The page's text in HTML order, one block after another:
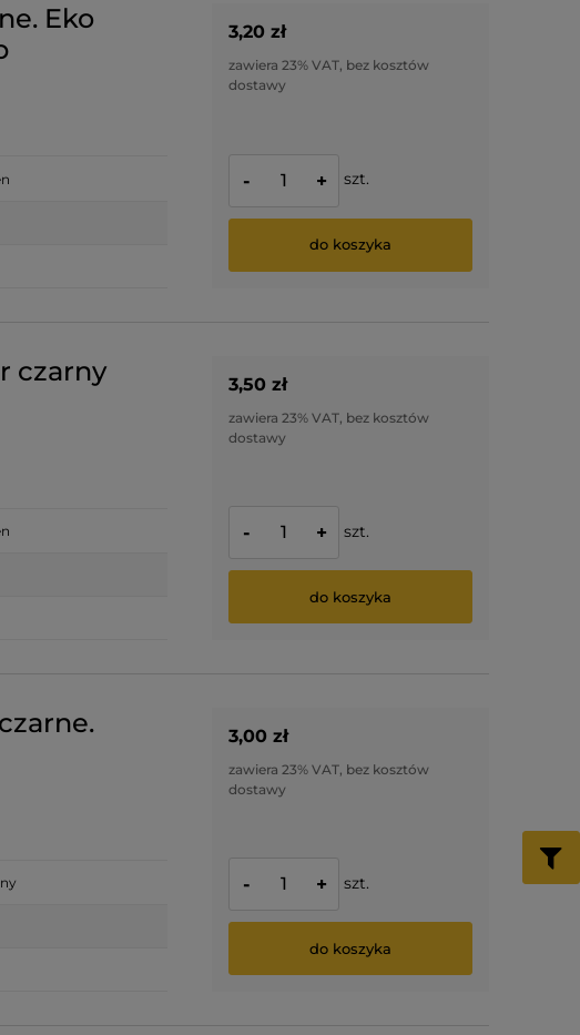
Eko
3,20 zł
zawiera 23% VAT, bez kosztów
dostawy
- + szt.
do koszyka
czarny
3,50 zł
zawiera 23% VAT, bez kosztów
dostawy
- + szt.
do koszyka
3,00 zł
zawiera 23% VAT, bez kosztów
dostawy
- + szt.
do koszyka